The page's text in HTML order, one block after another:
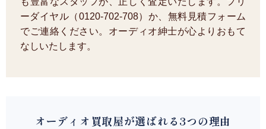
ーダイヤル（0120-702-708）か、無料見積フォーム
でご連絡ください。オーディオ紳士が心よりおもて
なしいたします。
オーディオ買取屋が選ばれる3つの理由